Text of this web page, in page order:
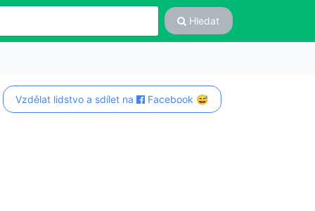
Hledat
Vzdělat lidstvo a sdílet na Facebook 😅